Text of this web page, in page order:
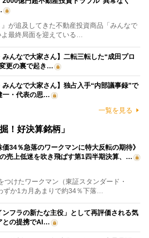
が追及してきた不動産投資商品「みんなで
最終局面を迎えている…
みんなで大家さん】二転三転した“成田プロ
更の裏で起き…
みんなで大家さん】独占入手“内部議事録”で
一・代表の思…
一覧を見る
！好決算銘柄」
価34％急落のワークマンに特大反転の期待》
売上低迷を吹き飛ばす第1四半期決算、…
けたワークマン（東証スタンダード・
ずか1カ月あまりで約34％下落…
ンフラの新たな主役」として再評価される気
の提携でAI…